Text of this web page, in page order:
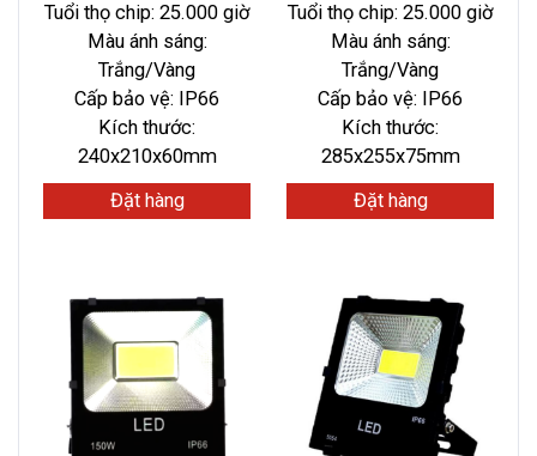
Tuổi thọ chip: 25.000 giờ
Màu ánh sáng:
Trắng/Vàng
Cấp bảo vệ: IP66
Kích thước:
240x210x60mm
Đặt hàng
Tuổi thọ chip: 25.000 giờ
Màu ánh sáng:
Trắng/Vàng
Cấp bảo vệ: IP66
Kích thước:
285x255x75mm
Đặt hàng